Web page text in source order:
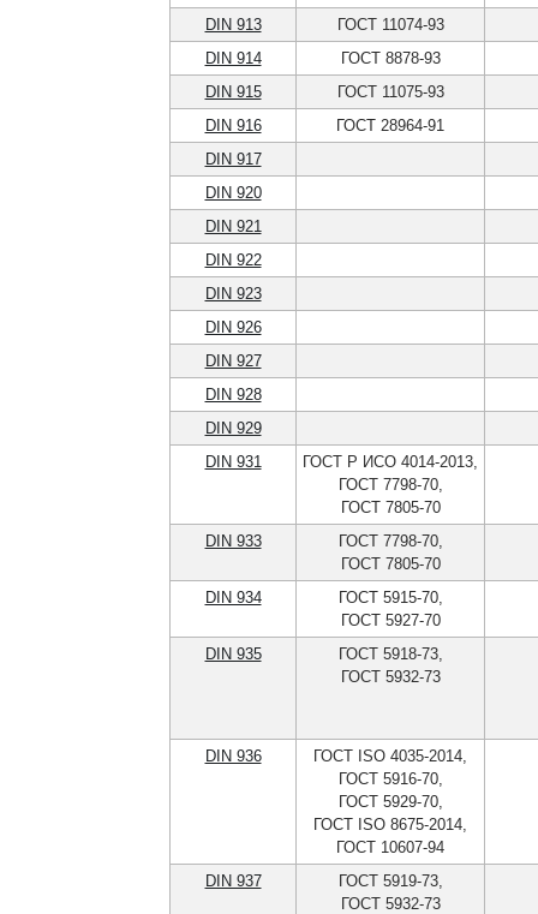
DIN 913
ГОСТ 11074-93
DIN 914
ГОСТ 8878-93
DIN 915
ГОСТ 11075-93
DIN 916
ГОСТ 28964-91
DIN 917
DIN 920
DIN 921
DIN 922
DIN 923
DIN 926
DIN 927
DIN 928
DIN 929
DIN 931
ГОСТ Р ИСО 4014-2013,
ГОСТ 7798-70,
ГОСТ 7805-70
DIN 933
ГОСТ 7798-70,
ГОСТ 7805-70
DIN 934
ГОСТ 5915-70,
ГОСТ 5927-70
DIN 935
ГОСТ 5918-73,
ГОСТ 5932-73
DIN 936
ГОСТ ISO 4035-2014,
ГОСТ 5916-70,
ГОСТ 5929-70,
ГОСТ ISO 8675-2014,
ГОСТ 10607-94
DIN 937
ГОСТ 5919-73,
ГОСТ 5932-73